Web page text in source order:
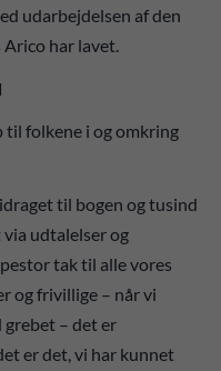
udarbejdelsen af den
har lavet.
til folkene i og omkring
til bogen og tusind
udtalelser og
tak til alle vores
og frivillige – når vi
– det er
er det, vi har kunnet